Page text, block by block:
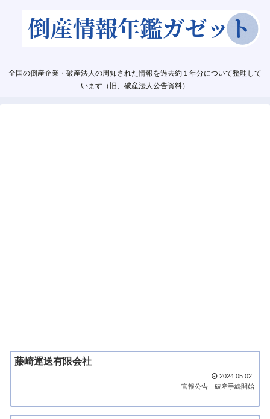
全国の倒産企業・破産法人の周知された情報を過去約１年分について整理して
います（旧、破産法人公告資料）
藤崎運送有限会社
2024.05.02
官報公告
破産手続開始